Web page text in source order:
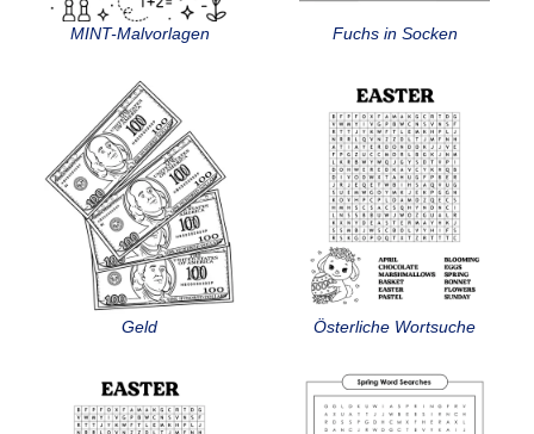
MINT-Malvorlagen Fuchs in Socken
Geld Österliche Wortsuche